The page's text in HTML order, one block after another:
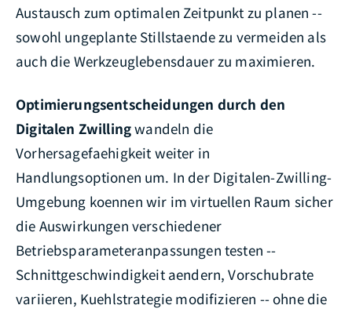
Austausch zum optimalen Zeitpunkt zu planen --
sowohl ungeplante Stillstaende zu vermeiden als
auch die Werkzeuglebensdauer zu maximieren.
Optimierungsentscheidungen durch den
Digitalen Zwillingwandeln die
Vorhersagefaehigkeit weiter in
Handlungsoptionen um. In der Digitalen-Zwilling-
Umgebung koennen wir im virtuellen Raum sicher
die Auswirkungen verschiedener
Betriebsparameteranpassungen testen --
Schnittgeschwindigkeit aendern, Vorschubrate
variieren, Kuehlstrategie modifizieren -- ohne die